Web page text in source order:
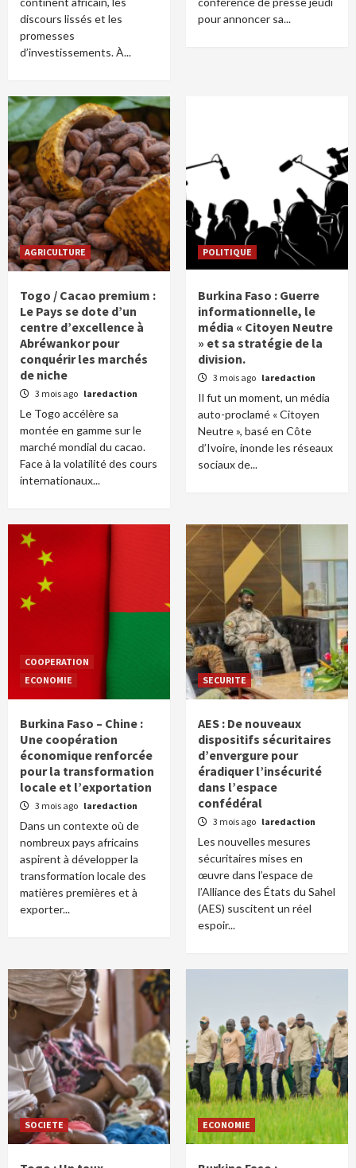
discours lissés et les
promesses
d’investissements. À...
pour annoncer sa...
AGRICULTURE
Togo / Cacao premium :
Le Pays se dote d’un
centre d’excellence à
Abréwankor pour
conquérir les marchés
de niche
3 mois ago laredaction
Le Togo accélère sa
montée en gamme sur le
marché mondial du cacao.
Face à la volatilité des cours
internationaux...
POLITIQUE
Burkina Faso : Guerre
informationnelle, le
média « Citoyen Neutre
» et sa stratégie de la
division.
3 mois ago laredaction
Il fut un moment, un média
auto-proclamé « Citoyen
Neutre », basé en Côte
d’Ivoire, inonde les réseaux
sociaux de...
COOPERATION
ECONOMIE
Burkina Faso – Chine :
Une coopération
économique renforcée
pour la transformation
locale et l’exportation
3 mois ago laredaction
Dans un contexte où de
nombreux pays africains
aspirent à développer la
transformation locale des
matières premières et à
exporter...
SECURITE
AES : De nouveaux
dispositifs sécuritaires
d’envergure pour
éradiquer l’insécurité
dans l’espace
confédéral
3 mois ago laredaction
Les nouvelles mesures
sécuritaires mises en
œuvre dans l’espace de
l’Alliance des États du Sahel
(AES) suscitent un réel
espoir...
SOCIETE ECONOMIE